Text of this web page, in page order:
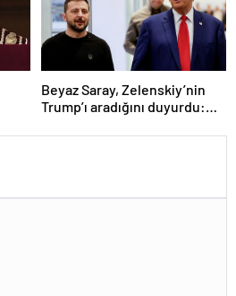
Beyaz Saray, Zelenskiy’nin
Trump’ı aradığını duyurdu:
oldu”